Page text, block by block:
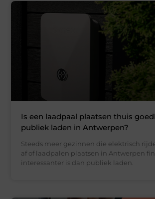
Is een laadpaal plaatsen thuis
publiek laden in Antwerpen?
Steeds meer gezinnen die elektrisch
af of laadpalen plaatsen in Antwerpen
interessanter is dan publiek laden.